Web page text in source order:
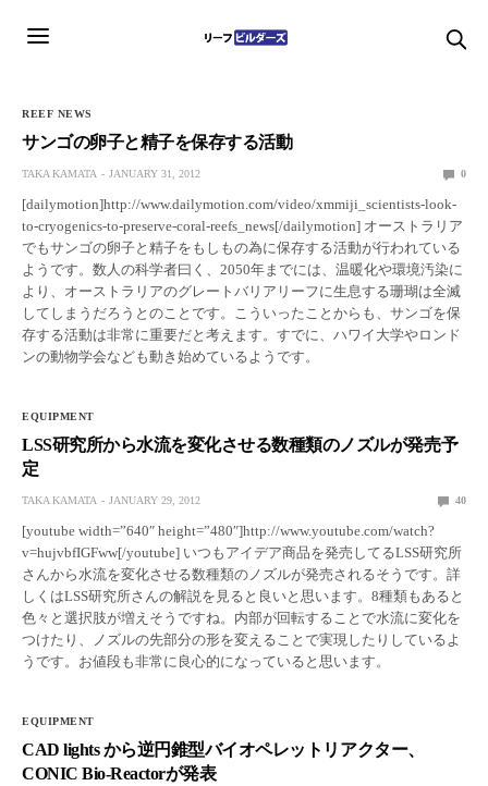
REEF NEWS
サンゴの卵子と精子を保存する活動
TAKA KAMATA JANUARY 31, 2012 0
[dailymotion]http://www.dailymotion.com/video/xmmiji_scientists-look-
to-cryogenics-to-preserve-coral-reefs_news[/dailymotion] オーストラリア
でもサンゴの卵子と精子をもしもの為に保存する活動が行われている
ようです。数人の科学者曰く、2050年までには、温暖化や環境汚染に
より、オーストラリアのグレートバリアリーフに生息する珊瑚は全滅
してしまうだろうとのことです。こういったことからも、サンゴを保
存する活動は非常に重要だと考えます。すでに、ハワイ大学やロンド
ンの動物学会なども動き始めているようです。
EQUIPMENT
LSS研究所から水流を変化させる数種類のノズルが発売予
定
TAKA KAMATA JANUARY 29, 2012 40
[youtube width=”640″ height=”480″]http://www.youtube.com/watch?
v=hujvbfIGFww[/youtube] いつもアイデア商品を発売してるLSS研究所
さんから水流を変化させる数種類のノズルが発売されるそうです。詳
しくはLSS研究所さんの解説を見ると良いと思います。8種類もあると
色々と選択肢が増えそうですね。内部が回転することで水流に変化を
つけたり、ノズルの先部分の形を変えることで実現したりしているよ
うです。お値段も非常に良心的になっていると思います。
EQUIPMENT
CAD lights から逆円錐型バイオペレットリアクター、
CONIC Bio-Reactorが発表